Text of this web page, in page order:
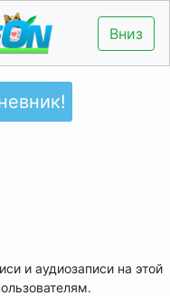
Вниз
и аудиозаписи на этой